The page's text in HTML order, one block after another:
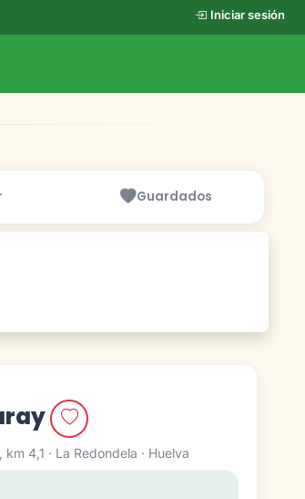
Iniciar sesión
Guardados
4,1 · La Redondela · Huelva